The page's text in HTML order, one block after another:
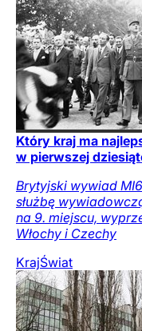
Który kraj ma
w pierwszej
Brytyjski wywiad
służbę
na 9. miejscu,
Włochy i Czechy
KrajŚwiat